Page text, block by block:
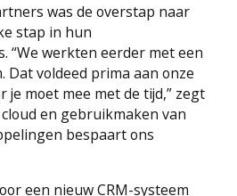
was de overstap naar
stap in hun
“We werkten eerder met een
Dat voldeed prima aan onze
je moet mee met de tijd,” zegt
en gebruikmaken van
bespaart ons
een nieuw CRM-systeem